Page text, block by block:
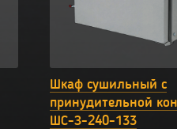
Шкаф сушильный с
принудительной
ШС-З-240-133